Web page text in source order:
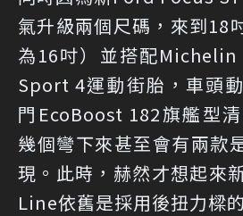
氣升級兩個尺碼，來到18
為16吋）並搭配
Sport 4運動街胎，車頭
門EcoBoost 182旗艦型
幾個彎下來甚至會有兩款
現。此時，赫然才想起來
Line依舊是採用後扭力樑